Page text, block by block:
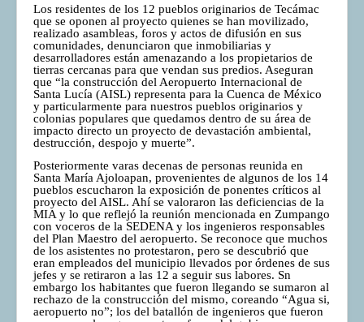
Los residentes de los 12 pueblos originarios de Tecámac
que se oponen al proyecto quienes se han movilizado,
realizado asambleas, foros y actos de difusión en sus
comunidades, denunciaron que inmobiliarias y
desarrolladores están amenazando a los propietarios de
tierras cercanas para que vendan sus predios. Aseguran
que “la construcción del Aeropuerto Internacional de
Santa Lucía (AISL) representa para la Cuenca de México
y particularmente para nuestros pueblos originarios y
colonias populares que quedamos dentro de su área de
impacto directo un proyecto de devastación ambiental,
destrucción, despojo y muerte”.
Posteriormente varas decenas de personas reunida en
Santa María Ajoloapan, provenientes de algunos de los 14
pueblos escucharon la exposición de ponentes críticos al
proyecto del AISL. Ahí se valoraron las deficiencias de la
MIA y lo que reflejó la reunión mencionada en Zumpango
con voceros de la SEDENA y los ingenieros responsables
del Plan Maestro del aeropuerto. Se reconoce que muchos
de los asistentes no protestaron, pero se descubrió que
eran empleados del municipio llevados por órdenes de sus
jefes y se retiraron a las 12 a seguir sus labores. Sn
embargo los habitantes que fueron llegando se sumaron al
rechazo de la construcción del mismo, coreando “Agua si,
aeropuerto no”; los del batallón de ingenieros que fueron